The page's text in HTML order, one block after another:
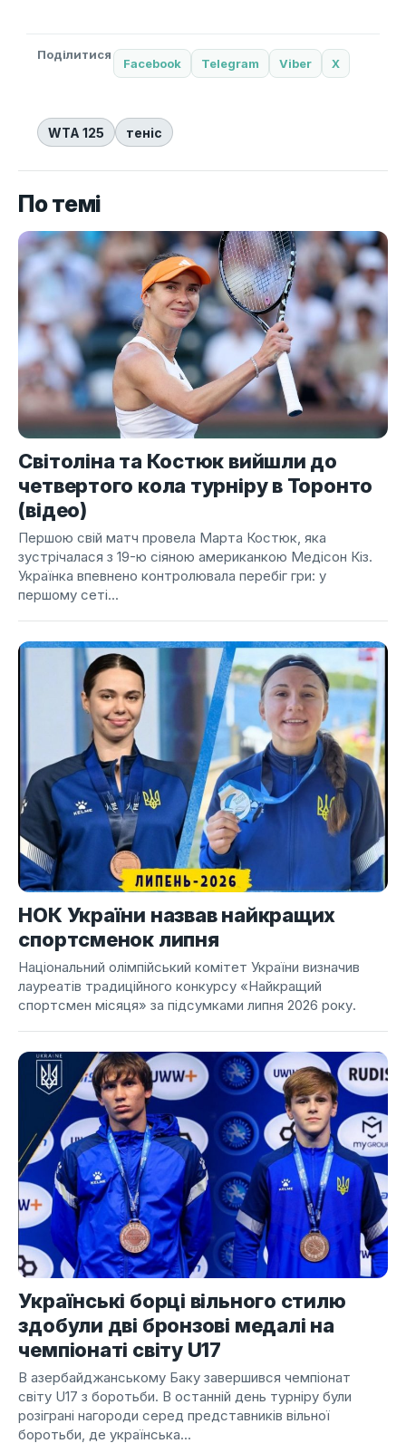
Поділитися
Facebook Telegram Viber X
WTA 125 теніс
По темі
Світоліна та Костюк вийшли до
четвертого кола турніру в Торонто
(відео)
Першою свій матч провела Марта Костюк, яка
зустрічалася з 19-ю сіяною американкою Медісон Кіз.
Українка впевнено контролювала перебіг гри: у
першому сеті...
НОК України назвав найкращих
спортсменок липня
Національний олімпійський комітет України визначив
лауреатів традиційного конкурсу «Найкращий
спортсмен місяця» за підсумками липня 2026 року.
Українські борці вільного стилю
здобули дві бронзові медалі на
чемпіонаті світу U17
В азербайджанському Баку завершився чемпіонат
світу U17 з боротьби. В останній день турніру були
розіграні нагороди серед представників вільної
боротьби, де українська...